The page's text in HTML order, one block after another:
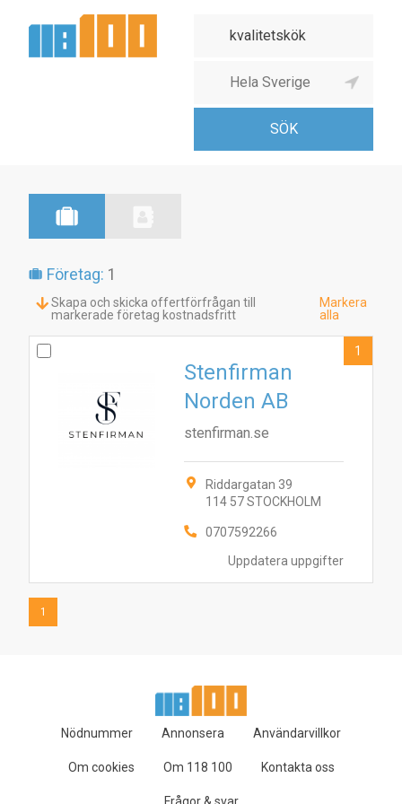
Företag: 1
Skapa och skicka offertförfrågan till
markerade företag kostnadsfritt
Markera
alla
Uppdatera uppgifter
Stenfirman
Norden AB
stenfirman.se
Riddargatan 39
114 57 STOCKHOLM
0707592266
1
1
Nödnummer Annonsera Användarvillkor
Om cookies Om 118 100 Kontakta oss